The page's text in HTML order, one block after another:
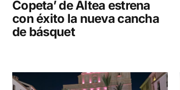
Copeta’ de Altea estrena
con éxito la nueva cancha
de básquet